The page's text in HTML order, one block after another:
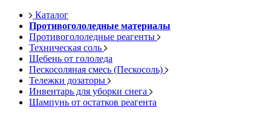
Каталог
Противогололедные материалы
Противогололедные реагенты
Техническая соль
Щебень от гололеда
Пескосоляная смесь (Пескосоль)
Тележки дозаторы
Инвентарь для уборки снега
Шампунь от остатков реагента